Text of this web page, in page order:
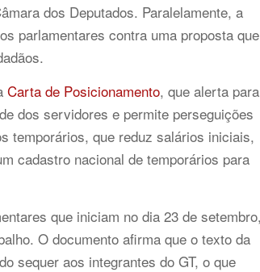
dos Deputados. Paralelamente, a
parlamentares contra uma proposta que
Carta de Posicionamento, que alerta para
dos servidores e permite perseguições
temporários, que reduz salários iniciais,
cadastro nacional de temporários para
que iniciam no dia 23 de
O documento afirma que o texto da
sequer aos integrantes do GT, o que